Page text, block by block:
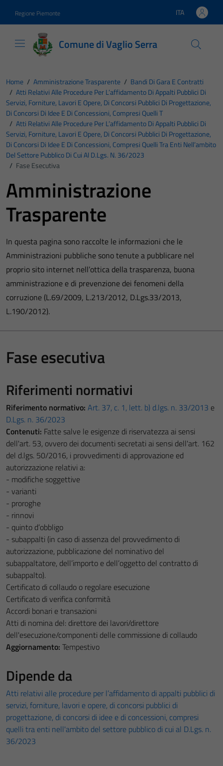
Regione Piemonte Lingua attiva:
ITA
Comune di Vaglio Serra
Home / Amministrazione Trasparente / Bandi Di Gara E Contratti
/ Atti Relativi Alle Procedure Per L’affidamento Di Appalti Pubblici Di
Servizi, Forniture, Lavori E Opere, Di Concorsi Pubblici Di Progettazione,
Di Concorsi Di Idee E Di Concessioni, Compresi Quelli T
/ Atti Relativi Alle Procedure Per L’affidamento Di Appalti Pubblici Di
Servizi, Forniture, Lavori E Opere, Di Concorsi Pubblici Di Progettazione,
Di Concorsi Di Idee E Di Concessioni, Compresi Quelli Tra Enti Nell’ambito
Del Settore Pubblico Di Cui Al D.Lgs. N. 36/2023
/ Fase Esecutiva
Amministrazione
Trasparente
In questa pagina sono raccolte le informazioni che le
Amministrazioni pubbliche sono tenute a pubblicare nel
proprio sito internet nell’ottica della trasparenza, buona
amministrazione e di prevenzione dei fenomeni della
corruzione (L.69/2009, L.213/2012, D.Lgs.33/2013,
L.190/2012).
Fase esecutiva
Riferimenti normativi
Riferimento normativo: Art. 37, c. 1, lett. b) d.lgs. n. 33/2013 e
D.Lgs. n. 36/2023
Contenuti: Fatte salve le esigenze di riservatezza ai sensi
dell'art. 53, ovvero dei documenti secretati ai sensi dell'art. 162
del d.lgs. 50/2016, i provvedimenti di approvazione ed
autorizzazione relativi a:
- modifiche soggettive
- varianti
- proroghe
- rinnovi
- quinto d’obbligo
- subappalti (in caso di assenza del provvedimento di
autorizzazione, pubblicazione del nominativo del
subappaltatore, dell’importo e dell’oggetto del contratto di
subappalto).
Certificato di collaudo o regolare esecuzione
Certificato di verifica conformità
Accordi bonari e transazioni
Atti di nomina del: direttore dei lavori/direttore
dell'esecuzione/componenti delle commissione di collaudo
Aggiornamento: Tempestivo
Dipende da
Atti relativi alle procedure per l’affidamento di appalti pubblici di
servizi, forniture, lavori e opere, di concorsi pubblici di
progettazione, di concorsi di idee e di concessioni, compresi
quelli tra enti nell'ambito del settore pubblico di cui al D.Lgs. n.
36/2023